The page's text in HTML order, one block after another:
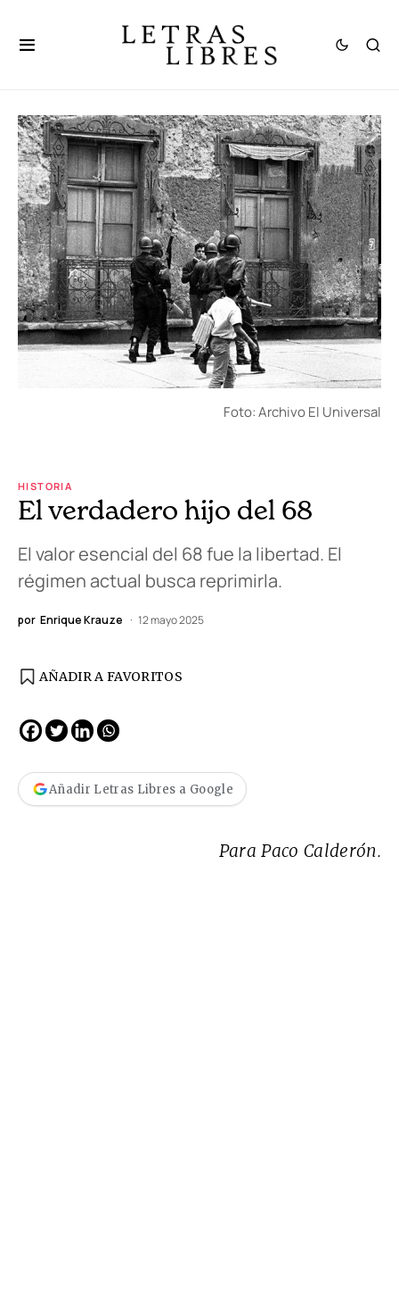
Foto: Archivo El Universal
HISTORIA
El verdadero hijo del 68
El valor esencial del 68 fue la libertad. El
régimen actual busca reprimirla.
por Enrique Krauze 12 mayo 2025
AÑADIR A FAVORITOS
Añadir Letras Libres a Google
Para Paco Calderón.